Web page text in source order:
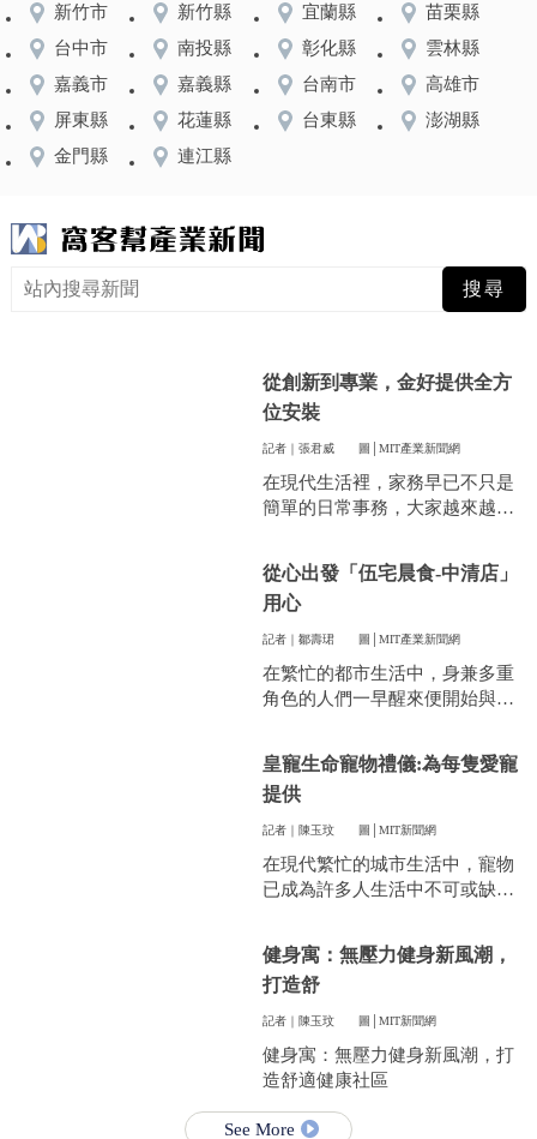
新竹市
新竹縣 宜蘭縣
苗栗縣
台中市
南投縣 彰化縣
雲林縣
嘉義市
嘉義縣 台南市
高雄市
屏東縣
花蓮縣 台東縣
澎湖縣
金門縣
連江縣
從創新到專業，金好提供全方
位安裝
記者｜張君威 圖│MIT產業新聞網
在現代生活裡，家務早已不只是
簡單的日常事務，大家越來越重
件看似小事卻常常讓人煩惱。像
是衣服太多、空間不夠，或是遇
到突然變天，曬衣服真的讓不少
人感到頭疼。
從心出發「伍宅晨食-中清店」
用心
記者｜鄒壽珺 圖│MIT產業新聞網
在繁忙的都市生活中，身兼多重
角色的人們一早醒來便開始與時
皇寵生命寵物禮儀:為每隻愛寵
提供
記者｜陳玉玟 圖│MIT新聞網
在現代繁忙的城市生活中，寵物
已成為許多人生活中不可或缺的
藉。當愛寵的生命走到盡頭時，
飼主們往往陷入深深的悲傷，而
如何讓他們走得體面、安心，成
的訴求。
健身寓：無壓力健身新風潮，
打造舒
記者｜陳玉玟 圖│MIT新聞網
健身寓：無壓力健身新風潮，打
造舒適健康社區
See More